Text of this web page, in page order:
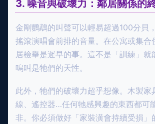
3. 噪音與破壞力：鄰居關係的
金剛鸚鵡的叫聲可以輕易超過100分貝
搖滾演唱會前排的音量。在公寓或集合
居檢舉是遲早的事。這不是「訓練」就
鳴叫是牠們的天性。
此外，牠們的破壞力超乎想像。木製家
線、遙控器…任何牠感興趣的東西都可
非。你必須做好「家裝潢會持續受損」